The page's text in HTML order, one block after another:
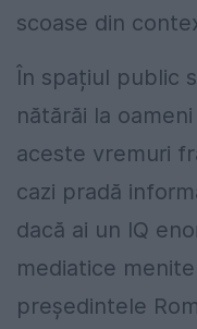
scoase din
În spațiul public
nătărăi la
aceste vremuri
cazi pradă
dacă ai un IQ
mediatice
președintele